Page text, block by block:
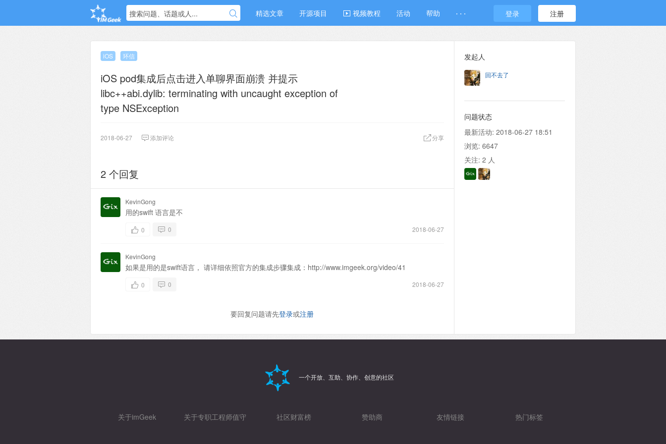
搜索问题、话题或人... 精选文章 开源项目 视频教程 活动 帮助 · · · 登录 注册
iOS 环信
iOS pod集成后点击进入单聊界面崩溃 并提示
libc++abi.dylib: terminating with uncaught exception of
type NSException
2018-06-27 添加评论 分享
2 个回复
KevinGong
用的swift 语言是不
2018-06-27
0 0
KevinGong
如果是用的是swift语言， 请详细依照官方的集成步骤集成：http://www.imgeek.org/video/41
2018-06-27
0 0
要回复问题请先登录或注册
发起人
回不去了
问题状态
最新活动: 2018-06-27 18:51
浏览: 6647
关注: 2 人
一个开放、互助、协作、创意的社区
关于imGeek 关于专职工程师值守 社区财富榜 赞助商 友情链接 热门标签